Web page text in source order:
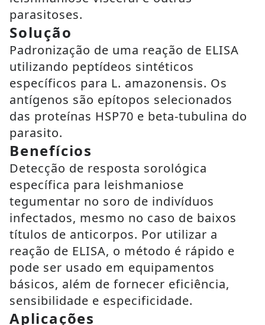
parasitoses.
Solução
Padronização de uma reação de ELISA
utilizando peptídeos sintéticos
específicos para L. amazonensis. Os
antígenos são epítopos selecionados
das proteínas HSP70 e beta-tubulina do
parasito.
Benefícios
Detecção de resposta sorológica
específica para leishmaniose
tegumentar no soro de indivíduos
infectados, mesmo no caso de baixos
títulos de anticorpos. Por utilizar a
reação de ELISA, o método é rápido e
pode ser usado em equipamentos
básicos, além de fornecer eficiência,
sensibilidade e especificidade.
Aplicações